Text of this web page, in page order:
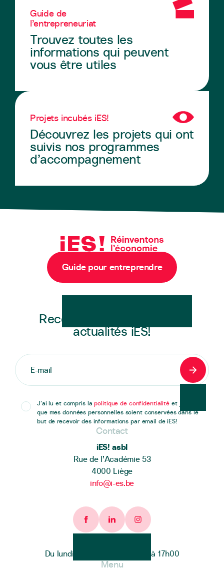
Guide de
l’entrepreneuriat
Trouvez toutes les
informations qui peuvent
vous être utiles
Projets incubés iES!
Découvrez les projets qui ont
suivis nos programmes
d’accompagnement
Guide pour entreprendre
Recevez en exclusivité les
actualités iES!
J’ai lu et compris lapolitique de confidentialité et j’accepte
que mes données personnelles soient conservées dans le
but de recevoir des informations par email de iES!
Contact
iES! asbl
Rue de l’Académie 53
4000 Liège
info@i-es.be
Facebook page
Linkedin pageInstagram page
Heures d'ouverture
Du lundi au vendredi de 9h00 à 17h00
Menu